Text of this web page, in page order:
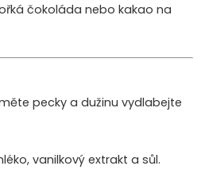
čokoláda nebo kakao na
pecky a dužinu vydlabejte
vanilkový extrakt a sůl.